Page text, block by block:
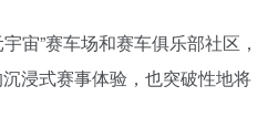
宙”赛车场和赛车俱乐部社区，
浸式赛事体验，也突破性地将